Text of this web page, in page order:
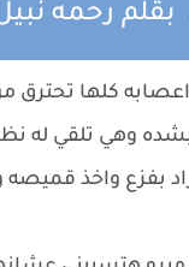
رحمه
كلها تحترق
وهي تلقي له
بفزع واخذ قميصه